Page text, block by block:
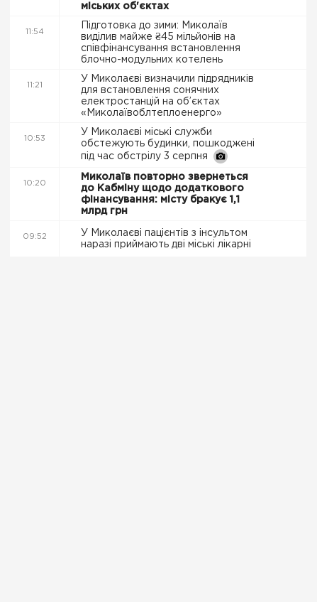
міських об'єктах
11:54
Підготовка до зими: Миколаїв
виділив майже ₴45 мільйонів на
співфінансування встановлення
блочно-модульних котелень
11:21
У Миколаєві визначили підрядників
для встановлення сонячних
електростанцій на об’єктах
«Миколаївоблтеплоенерго»
10:53
У Миколаєві міські служби
обстежують будинки, пошкоджені
під час обстрілу 3 серпня
10:20
Миколаїв повторно звернеться
до Кабміну щодо додаткового
фінансування: місту бракує 1,1
млрд грн
09:52
У Миколаєві пацієнтів з інсультом
наразі приймають дві міські лікарні